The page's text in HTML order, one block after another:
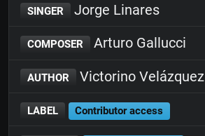
SINGER Jorge Linares
COMPOSER Arturo Gallucci
AUTHOR Victorino Velázquez
LABEL Contributor access